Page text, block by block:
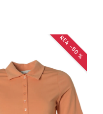
REA −50 %